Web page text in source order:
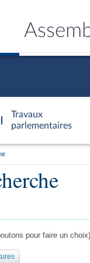
Travaux
parlementaires
pour faire un choix)